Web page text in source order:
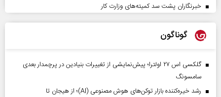
خبرنگاران پشت سد کمیته‌های وزارت کار
گوناگون
گلکسی اس ۲۷ اولترا؛ پیش‌نمایشی از تغییرات بنیادین در پرچمدار بعدی
سامسونگ
رشد خیره‌کننده بازار توکن‌های هوش مصنوعی (AI)؛ از هیجان تا